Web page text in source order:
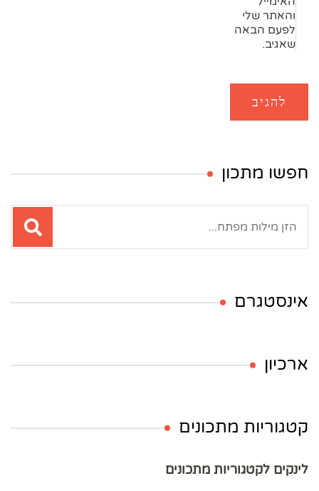
והאתר שלי
לפעם הבאה
שאגיב.
חפשו מתכון
אינסטגרם
ארכיון
קטגוריות מתכונים
לינקים לקטגוריות מתכונים